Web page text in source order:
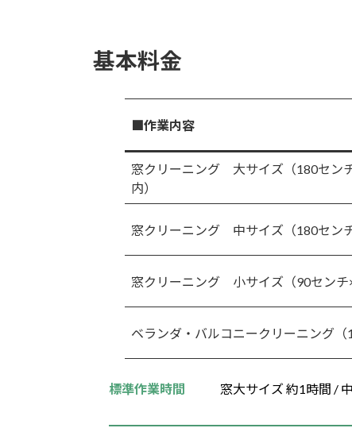
基本料金
■作業内容
窓クリーニング 大サイズ（180セン
内）
窓クリーニング 中サイズ（180セン
窓クリーニング 小サイズ（90センチ
ベランダ・バルコニークリーニング（1
標準作業時間 窓大サイズ 約1時間 /